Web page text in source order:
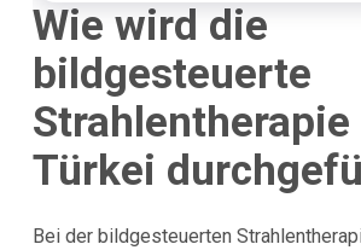
Wie wird die
bildgesteuerte
Türkei
Bei der bildgesteuerten